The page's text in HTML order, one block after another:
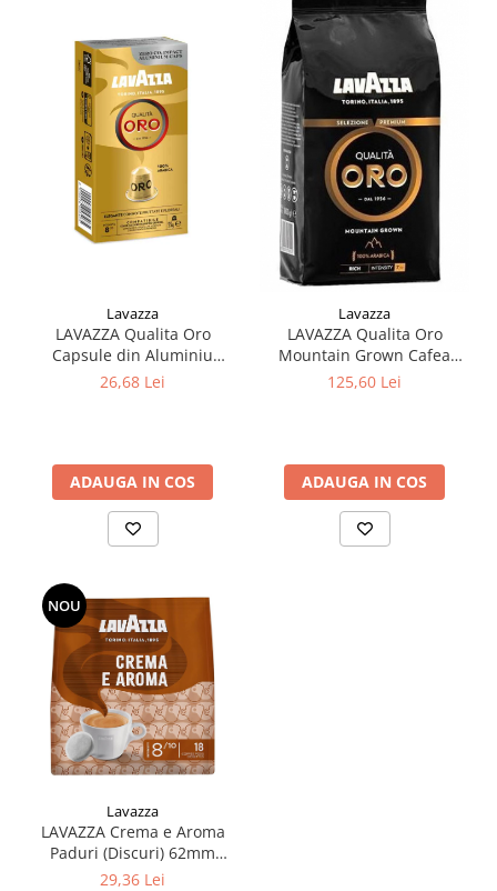
Lavazza
LAVAZZA Qualita Oro
Capsule din Aluminiu
Compatibile Nespresso
26,68 Lei
ADAUGA IN COS
Lavazza
LAVAZZA Qualita Oro
Mountain Grown Cafea
Boabe 1kg
125,60 Lei
ADAUGA IN COS
NOU
Lavazza
LAVAZZA Crema e Aroma
Paduri (Discuri) 62mm
Monodoze 18buc
29,36 Lei